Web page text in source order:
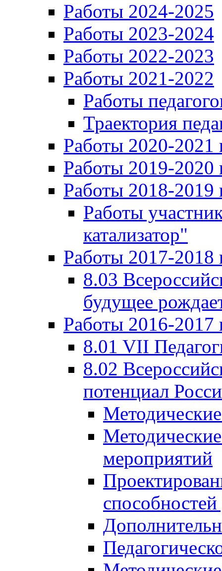
Работы 2024-2025
Работы 2023-2024
Работы 2022-2023
Работы 2021-2022
Работы
Траектория
Работы 2020-2021
Работы 2019-2020
Работы 2018-2019
Работы
катализатор"
Работы 2017-2018
8.03
будущее
Работы 2016-2017
8.01 VII
8.02
потенциал
мероприятий